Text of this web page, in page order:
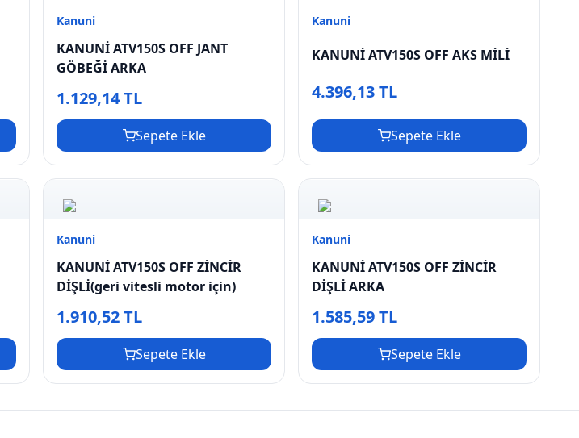
Kanuni
KANUNİ ATV150S OFF JANT
GÖBEĞİ ARKA
1.129,14 TL
Sepete Ekle
Kanuni
KANUNİ ATV150S OFF AKS MİLİ
4.396,13 TL
Sepete Ekle
Kanuni
KANUNİ ATV150S OFF ZİNCİR
DİŞLİ(geri vitesli motor için)
1.910,52 TL
Sepete Ekle
Kanuni
KANUNİ ATV150S OFF ZİNCİR
DİŞLİ ARKA
1.585,59 TL
Sepete Ekle